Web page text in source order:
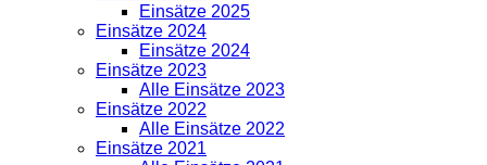
Einsätze 2025
Einsätze 2024
Einsätze 2024
Einsätze 2023
Alle Einsätze 2023
Einsätze 2022
Alle Einsätze 2022
Einsätze 2021